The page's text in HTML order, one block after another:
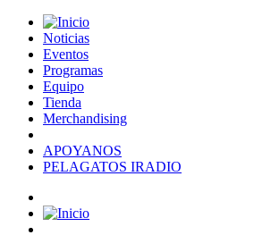
Noticias
Eventos
Programas
Equipo
Tienda
Merchandising
APOYANOS
PELAGATOS IRADIO